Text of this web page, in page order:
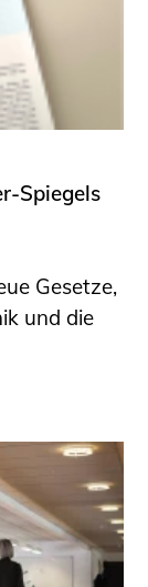
Spiegels
Gesetze,
und die